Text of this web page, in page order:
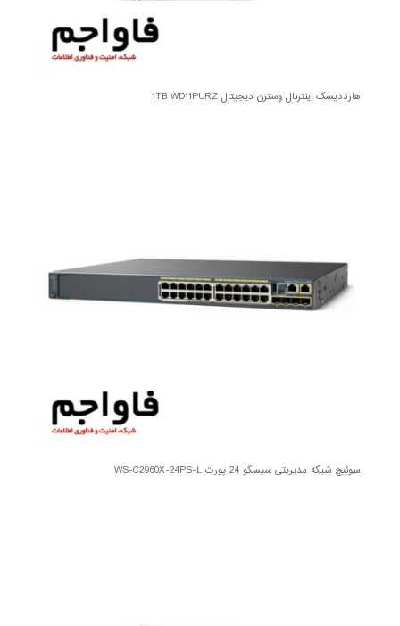
هارددیسک اینترنال وسترن دیجیتال 1TB WD11PURZ
سوئیچ شبکه مدیریتی سیسکو 24 پورت WS-C2960X-24PS-L